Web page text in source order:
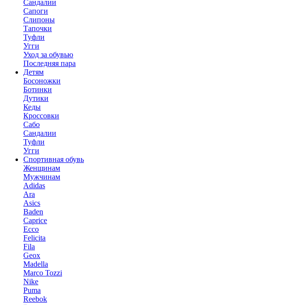
Сандалии
Сапоги
Слипоны
Тапочки
Туфли
Угги
Уход за обувью
Последняя пара
Детям
Босоножки
Ботинки
Дутики
Кеды
Кроссовки
Сабо
Сандалии
Туфли
Угги
Спортивная обувь
Женщинам
Мужчинам
Adidas
Ara
Asics
Baden
Caprice
Ecco
Felicita
Fila
Geox
Madella
Marco Tozzi
Nike
Puma
Reebok